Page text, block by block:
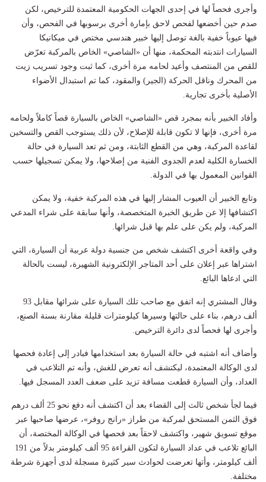
وأجرى فحصاً لها في إحدى الجهات الحكومية المعتمدة للترخيص، لكن
صدم حين أخضعها لفحص لاحق بإمارة أخرى برسوبها في الفحص، وأن
فيها عيوباً خفية بالغة توصل إليها خبير هندسي مختص في ميكانيكا
السيارات انتدبته المحكمة، منها أن «الشاصي» الخاص بالمركبة تعرّض
للقص من المنتصف وأعيد لحامه مرة أخرى، كما ثبت وجود تسريب زيت
من المحرك وناقل الحركة (الجير) والمقود، كما تم استبدال الأضواء
الأصلية بأخرى تجارية.
وأفاد الخبير بأنه بمجرد قص «الشاصي» الخاص بالسيارة قصاً كاملاً ولحامه
مرة أخرى، فإنها لا تكون قابلة للإصلاح، لأن ذلك يستوجب القص والتسخين
لقاعدة المركبة، وهي من القطع الثابتة، ومن ثم تعد السيارة في حالة
الخسارة الكلية لعدم الجدوى الفنية من إصلاحها، ولا يمكن تسجيلها حسب
القوانين المعمول بها في الدولة.
وتابع الخبير أن العيوب المشار إليها في هذه المركبة خفية، ولا يمكن
اكتشافها إلا عن طريق الخبرة المتخصصة، وأنها سابقة على شراء المدعي
المركبة، ولم يكن على علم بها قبل شرائها.
وفي واقعة أخرى اكتشف شخص من جنسية دولة عربية أن السيارة، التي
اشتراها عبر إعلان على أحد المتاجر الإلكترونية الشهيرة، ليست بالحالة
التي ادعاها البائع.
وقال المشتري إنه اتفق مع صاحب تلك السيارة على شرائها مقابل 93
ألف درهم، بناء على حالتها وسيرها كيلومترات قليلة مقارنة بسنة الصنع،
وأجرى لها فحصاً لدى دائرة الترخيص.
وأضاف أنه اشتبه في حالة السيارة بعد استخدامها فبادر إلى إعادة فحصها
لدى الوكالة المعتمدة، ليكتشف أنه تعرض للغش، وأنه تم التلاعب في
العداد، وأن السيارة قطعت مسافة تزيد على ضعف العدد المسجل فيها.
فيما لجأ شخص ثالث إلى القضاء بعد أن اكتشف أنه دفع نحو 25 ألف درهم
فوق الثمن المستحق لمركبة من طراز «رانج روفر»، عرضها صاحبها عبر
موقع تسويق شهير، واكتشف لاحقاً بعد فحصها في الوكالة المختصة، أن
البائع تلاعب في عداد السيارة لتكون القراءة 95 ألف كيلومتر بدلاً من 191
ألف كيلومتر، وأتها تعرضت لحوادث سير كثيرة مسجلة لدى أجهزة شرطة
مختلفة.